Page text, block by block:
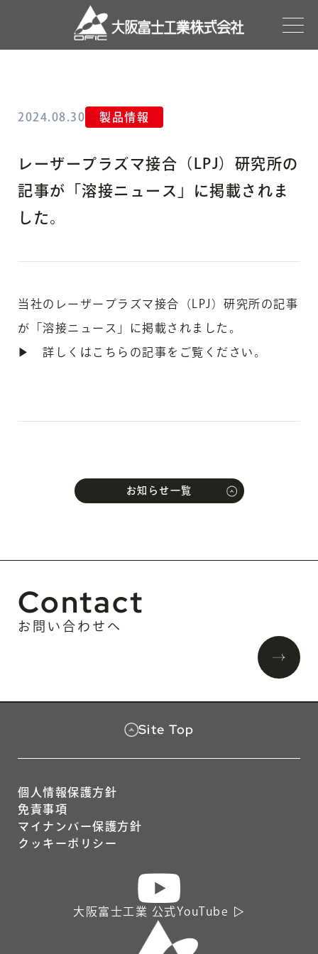
2024.08.30 製品情報
レーザープラズマ接合（LPJ）研究所の
記事が「溶接ニュース」に掲載されま
した。
当社のレーザープラズマ接合（LPJ）研究所の記事
が「溶接ニュース」に掲載されました。
▶ 詳しくはこちらの記事をご覧ください。
お知らせ一覧
Contact
お問い合わせへ
Site Top
個人情報保護方針
免責事項
マイナンバー保護方針
クッキーポリシー
大阪富士工業 公式YouTube ▷